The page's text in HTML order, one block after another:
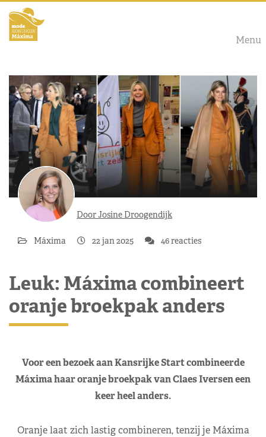
Menu
Door Josine Droogendijk
Máxima 22 jan 2025 46 reacties
Leuk: Máxima combineert
oranje broekpak anders
Voor een bezoek aan Kansrijke Start combineerde
Máxima haar oranje broekpak van Claes Iversen een
keer heel anders.
Oranje laat zich lastig combineren, tenzij je Máxima